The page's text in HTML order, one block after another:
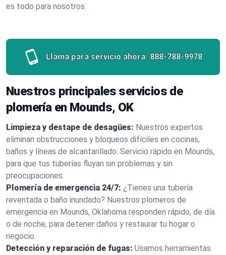
es todo para nosotros.
Llama para servicio ahora: 888-788-9978
Nuestros principales servicios de
plomería en Mounds, OK
Limpieza y destape de desagües: Nuestros expertos
eliminan obstrucciones y bloqueos difíciles en cocinas,
baños y líneas de alcantarillado. Servicio rápido en Mounds,
para que tus tuberías fluyan sin problemas y sin
preocupaciones.
Plomería de emergencia 24/7: ¿Tienes una tubería
reventada o baño inundado? Nuestros plomeros de
emergencia en Mounds, Oklahoma responden rápido, de día
o de noche, para detener daños y restaurar tu hogar o
negocio.
Detección y reparación de fugas: Usamos herramientas